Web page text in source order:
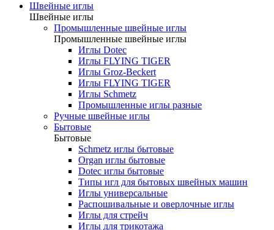
Швейные иглы
Швейные иглы
Промышленные швейные иглы
Промышленные швейные иглы
Иглы Dotec
Иглы FLYING TIGER
Иглы Groz-Beckert
Иглы FLYING TIGER
Иглы Schmetz
Промышленные иглы разные
Ручные швейные иглы
Бытовые
Бытовые
Schmetz иглы бытовые
Organ иглы бытовые
Dotec иглы бытовые
Типы игл для бытовых швейных машин
Иглы универсальные
Распошивальные и оверлочные иглы
Иглы для стрейч
Иглы для трикотажа